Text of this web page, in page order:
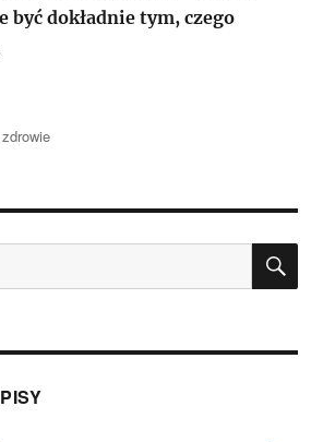
być dokładnie tym, czego
Kategorie
zdrowie